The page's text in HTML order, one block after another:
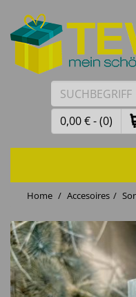
0,00 € - (0)
Home
Accesoires